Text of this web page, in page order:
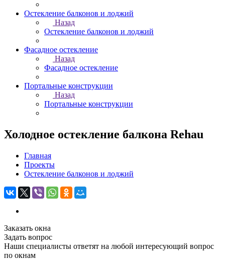
Остекление балконов и лоджий
Назад
Остекление балконов и лоджий
Фасадное остекление
Назад
Фасадное остекление
Портальные конструкции
Назад
Портальные конструкции
Холодное остекление балкона Rehau
Главная
Проекты
Остекление балконов и лоджий
Заказать окна
Задать вопрос
Наши специалисты ответят на любой интересующий вопрос
по окнам